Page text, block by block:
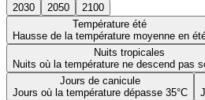
2030 2050
2100
Température été
Hausse de la température moyenne en
Nuits tropicales
Nuits où la température ne descend pas
Jours de canicule
Jours où la température dépasse 35°C